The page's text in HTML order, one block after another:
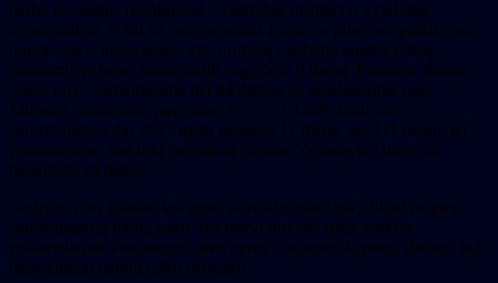
darbo rezultatus (konkrečiai – valstybės institucijų vykdomą
demografijos, ryšių su emigravusiais Lietuvos piliečiais palaikymo,
migracijos ir integracijos, etc. procesų valdymo analizę) Jūsų
ministerijoje buvo sudaryta tik rugpjūčio 9 dieną. Primenu, darbo
grupė buvo sudarinėjama net 84 dienas jei skaičiuosime nuo
Ministro pirmininko pavedimo Nr. S-27-1269, kuris buvo
suformuluotas dar 2017 metų gegužės 17 dieną, bei 111 dienų, jei
prisiminsime, kad tokį pavedimą Seimas Vyriausybei davė dar
balandžio 20 dieną.
Nedrįstu jūsų klausti, kas jums sutrukdė atlikti tokį, tikrai ne patį
sudėtingiausią darbą laiku, bet matyt turėjote daug veiklos
pristatydamas visuomenei savo gerus ir atjautos kupinus darbus, tad
tiesioginiam darbui laiko nebeliko.